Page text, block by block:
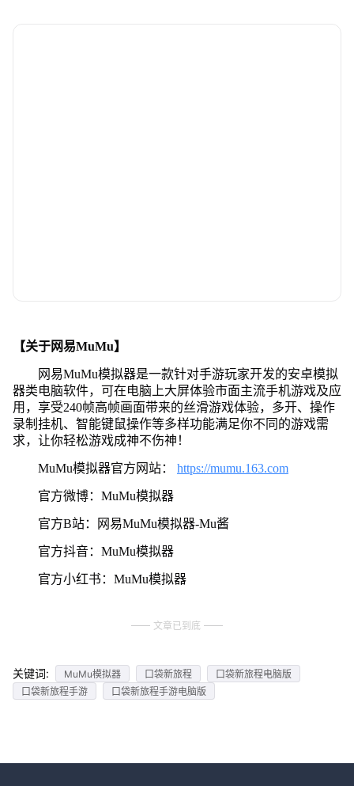
【关于网易MuMu】
网易MuMu模拟器是一款针对手游玩家开发的安卓模拟
器类电脑软件，可在电脑上大屏体验市面主流手机游戏及应
用，享受240帧高帧画面带来的丝滑游戏体验，多开、操作
录制挂机、智能键鼠操作等多样功能满足你不同的游戏需
求，让你轻松游戏成神不伤神！
MuMu模拟器官方网站： https://mumu.163.com
官方微博：MuMu模拟器
官方B站：网易MuMu模拟器-Mu酱
官方抖音：MuMu模拟器
官方小红书：MuMu模拟器
文章已到底
关键词: MuMu模拟器 口袋新旅程
口袋新旅程电脑版
口袋新旅程手游
口袋新旅程手游电脑版